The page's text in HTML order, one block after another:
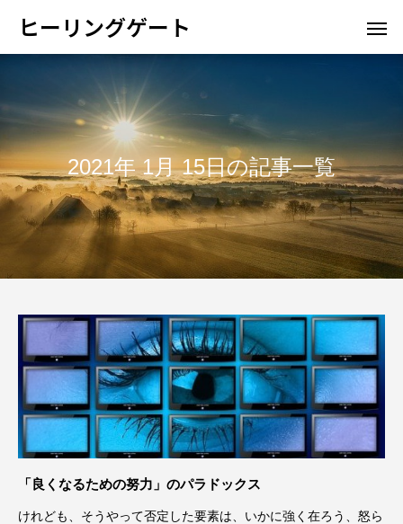
ヒーリングゲート
2021年 1月 15日の記事一覧
「良くなるための努力」のパラドックス
けれども、そうやって否定した要素は、いかに強く在ろう、怒ら